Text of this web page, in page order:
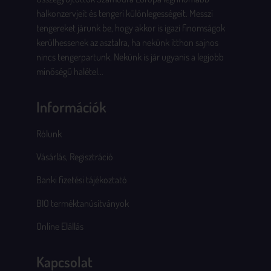
halkonzervjeit és tengeri különlegességeit. Messzi
tengereket járunk be, hogy akkor is igazi finomságok
kerülhessenek az asztalra, ha nekünk itthon sajnos
nincs tengerpartunk. Nekünk is jár ugyanis a legjobb
minőségű halétel…
Információk
Rólunk
Vásárlás, Regisztráció
Banki fizetési tájékoztató
BIO terméktanúsítványok
Online Elállás
Kapcsolat